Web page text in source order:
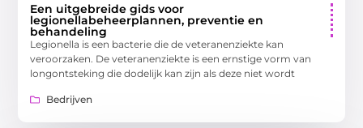
Een uitgebreide gids voor
legionellabeheerplannen, preventie en
behandeling
Legionella is een bacterie die de veteranenziekte kan
veroorzaken. De veteranenziekte is een ernstige vorm van
longontsteking die dodelijk kan zijn als deze niet wordt
Bedrijven